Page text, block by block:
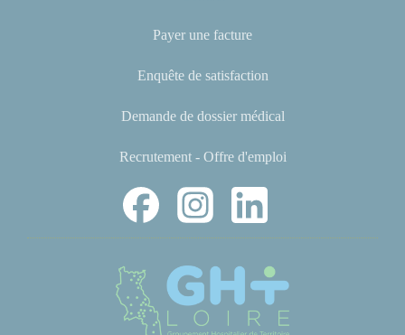
Payer une facture
Enquête de satisfaction
Demande de dossier médical
Recrutement - Offre d'emploi